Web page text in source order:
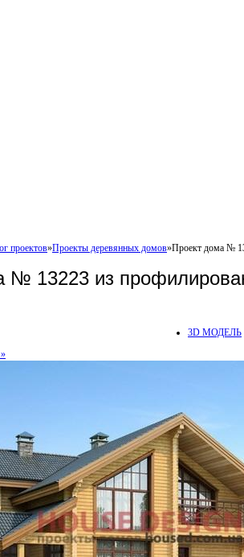
проектов»Проекты деревянных домов»Проект дома №
№ 13223 из
3D МОДЕЛЬ